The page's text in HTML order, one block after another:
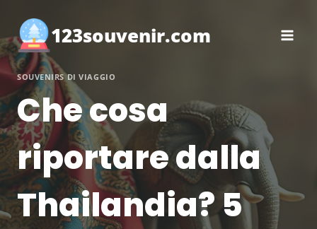
contenuto 123souvenir.com
SOUVENIRS DI VIAGGIO
Che cosa
riportare dalla
Thailandia? 5